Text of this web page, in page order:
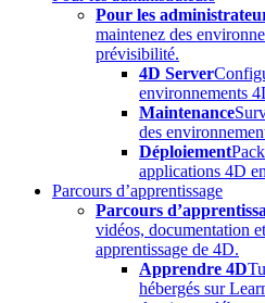
Pour les
maintenez des
prévisibilité.
4D Server
environnements
Maintenance
des
Déploiement
applications 4D
Parcours d’apprentissage
Parcours
vidéos, documentation
apprentissage de 4D.
Apprendre 4D
hébergés sur